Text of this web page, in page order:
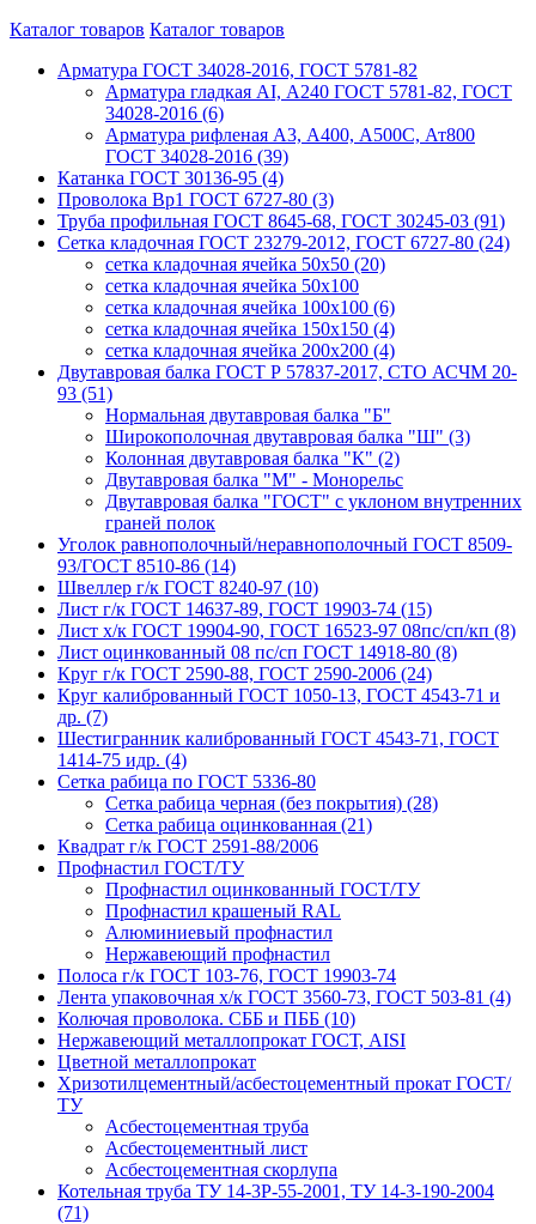
Каталог товаров Каталог товаров
Арматура ГОСТ 34028-2016, ГОСТ 5781-82
Арматура гладкая AI, А240 ГОСТ 5781-82, ГОСТ
34028-2016 (6)
Арматура рифленая A3, А400, А500С, Ат800
ГОСТ 34028-2016 (39)
Катанка ГОСТ 30136-95 (4)
Проволока Вр1 ГОСТ 6727-80 (3)
Труба профильная ГОСТ 8645-68, ГОСТ 30245-03 (91)
Сетка кладочная ГОСТ 23279-2012, ГОСТ 6727-80 (24)
сетка кладочная ячейка 50x50 (20)
сетка кладочная ячейка 50x100
сетка кладочная ячейка 100x100 (6)
сетка кладочная ячейка 150x150 (4)
сетка кладочная ячейка 200x200 (4)
Двутавровая балка ГОСТ Р 57837-2017, СТО АСЧМ 20-
93 (51)
Нормальная двутавровая балка "Б"
Широкополочная двутавровая балка "Ш" (3)
Колонная двутавровая балка "К" (2)
Двутавровая балка "М" - Монорельс
Двутавровая балка "ГОСТ" с уклоном внутренних
граней полок
Уголок равнополочный/неравнополочный ГОСТ 8509-
93/ГОСТ 8510-86 (14)
Швеллер г/к ГОСТ 8240-97 (10)
Лист г/к ГОСТ 14637-89, ГОСТ 19903-74 (15)
Лист х/к ГОСТ 19904-90, ГОСТ 16523-97 08пс/сп/кп (8)
Лист оцинкованный 08 пс/сп ГОСТ 14918-80 (8)
Круг г/к ГОСТ 2590-88, ГОСТ 2590-2006 (24)
Круг калиброванный ГОСТ 1050-13, ГОСТ 4543-71 и
др. (7)
Шестигранник калиброванный ГОСТ 4543-71, ГОСТ
1414-75 идр. (4)
Сетка рабица по ГОСТ 5336-80
Сетка рабица черная (без покрытия) (28)
Сетка рабица оцинкованная (21)
Квадрат г/к ГОСТ 2591-88/2006
Профнастил ГОСТ/ТУ
Профнастил оцинкованный ГОСТ/ТУ
Профнастил крашеный RAL
Алюминиевый профнастил
Нержавеющий профнастил
Полоса г/к ГОСТ 103-76, ГОСТ 19903-74
Лента упаковочная х/к ГОСТ 3560-73, ГОСТ 503-81 (4)
Колючая проволока. СББ и ПББ (10)
Нержавеющий металлопрокат ГОСТ, AISI
Цветной металлопрокат
Хризотилцементный/асбестоцементный прокат ГОСТ/
ТУ
Асбестоцементная труба
Асбестоцементный лист
Асбестоцементная скорлупа
Котельная труба ТУ 14-3Р-55-2001, ТУ 14-3-190-2004
(71)